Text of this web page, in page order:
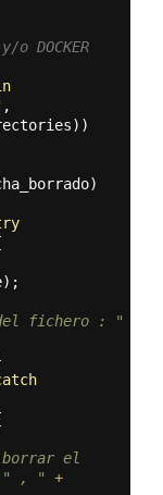
o DOCKER
))
)
);
fichero : "
borrar el
" , "
+